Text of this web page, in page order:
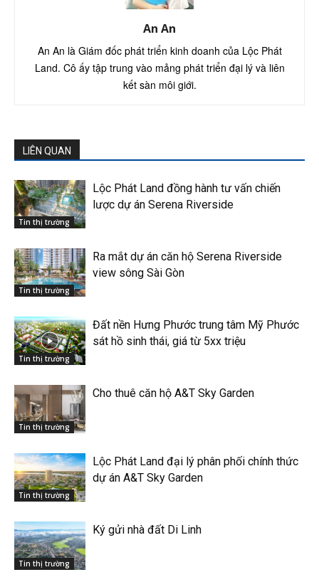
An An
An An là Giám đốc phát triển kinh doanh của Lộc Phát
Land. Cô ấy tập trung vào mảng phát triển đại lý và liên
kết sàn môi giới.
LIÊN QUAN
Tin thị trường
Lộc Phát Land đồng hành tư vấn chiến
lược dự án Serena Riverside
Tin thị trường
Ra mắt dự án căn hộ Serena Riverside
view sông Sài Gòn
Tin thị trường
Đất nền Hưng Phước trung tâm Mỹ Phước
sát hồ sinh thái, giá từ 5xx triệu
Tin thị trường
Cho thuê căn hộ A&T Sky Garden
Tin thị trường
Lộc Phát Land đại lý phân phối chính thức
dự án A&T Sky Garden
Tin thị trường
Ký gửi nhà đất Di Linh